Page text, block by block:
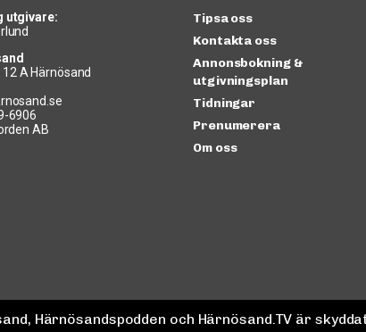
utgivare:
A Härnösand
6906
AB
Tipsa oss
Kontakta oss
Annonsbokning &
utgivningsplan
Tidningar
Prenumerera
Om oss
Härnösandspodden och Härnösand.TV är